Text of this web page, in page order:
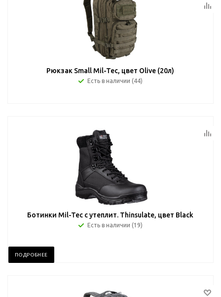
Рюкзак Small Mil-Tec, цвет Olive (20л)
Есть в наличии (44)
Ботинки Mil-Tec с утеплит. Thinsulate, цвет Black
Есть в наличии (19)
ПОДРОБНЕЕ